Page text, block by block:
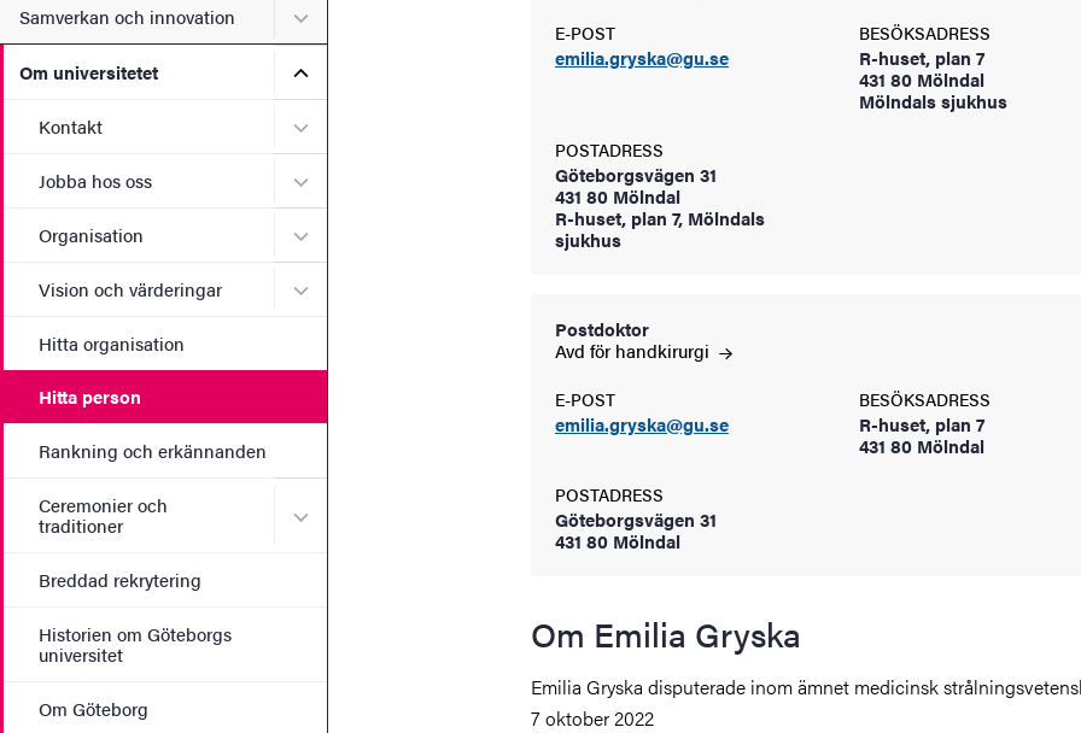
Samverkan och innovation Undermeny för Samverkan och innovation
Om universitetet Undermeny för Om universitetet
Kontakt Undermeny för Kontakt
Jobba hos oss Undermeny för Jobba hos oss
Organisation Undermeny för Organisation
Vision och värderingar Undermeny för Vision och värderingar
Hitta organisation
Hitta person
Rankning och erkännanden
Ceremonier och
traditioner
Undermeny för Ceremonier och traditioner
Breddad rekrytering
Historien om Göteborgs
universitet
Om Göteborg
E-POST
emilia.gryska@gu.se
BESÖKSADRESS
R-huset, plan 7
431 80 Mölndal
Mölndals sjukhus
POSTADRESS
Göteborgsvägen 31
431 80 Mölndal
R-huset, plan 7, Mölndals
sjukhus
Postdoktor
Avd förhandkirurgi
E-POST
emilia.gryska@gu.se
BESÖKSADRESS
R-huset, plan 7
431 80 Mölndal
POSTADRESS
Göteborgsvägen 31
431 80 Mölndal
Om Emilia Gryska
Emilia Gryska disputerade inom ämnet medicinsk
7 oktober 2022